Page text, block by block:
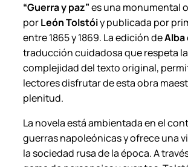
i
–
A
l
b
a
.
a
n
t
“Guerra y paz”es una monumental
porLeón Tolstóiy publicada por
entre 1865 y 1869. La edición deAlba
traducción cuidadosa que respeta
complejidad del texto original,
lectores disfrutar de esta obra
plenitud.
La novela está ambientada en el
guerras napoleónicas y ofrece una
la sociedad rusa de la época. A